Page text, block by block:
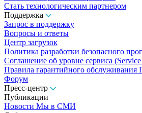
Стать технологическим партнером
Поддержка
Запрос в поддержку
Вопросы и ответы
Центр загрузок
Политика разработки безопасного
Соглашение об уровне сервиса
Правила гарантийного
Форум
Пресс-центр
Публикации
Новости Мы в СМИ